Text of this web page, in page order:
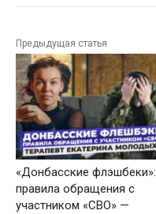
Предыдущая статья
«Донбасские флэшбеки»:
правила обращения с
участником «СВО» —